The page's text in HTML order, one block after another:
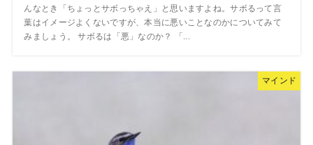
んなとき「ちょっとサボっちゃえ」と思いますよね。サボるって言
葉はイメージよくないですが、本当に悪いことなのかについてみて
みましょう。 サボるは「悪」なのか？ 「...
マインド